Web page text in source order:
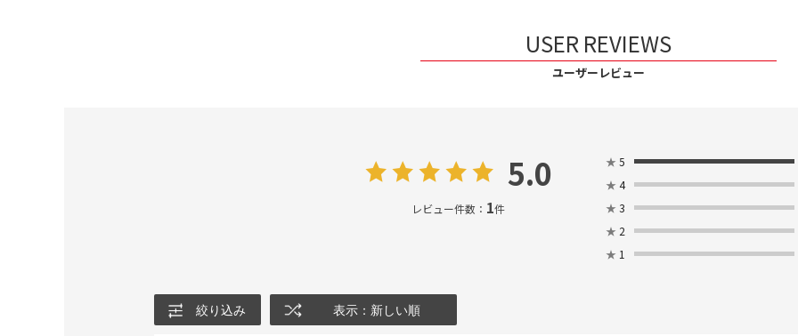
USER REVIEWS
ユーザーレビュー
5.0
レビュー件数： 1件
★ 5
★ 4
★ 3
★ 2
★ 1
絞り込み 表示：新しい順